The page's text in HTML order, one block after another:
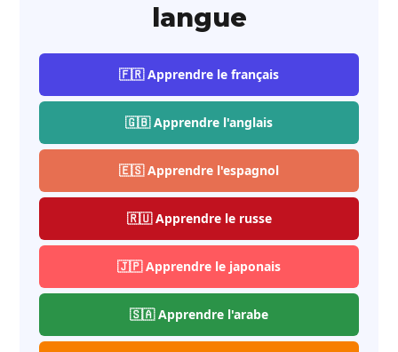
langue
🇫🇷 Apprendre le français
🇬🇧 Apprendre l'anglais
🇪🇸 Apprendre l'espagnol
🇷🇺 Apprendre le russe
🇯🇵 Apprendre le japonais
🇸🇦 Apprendre l'arabe